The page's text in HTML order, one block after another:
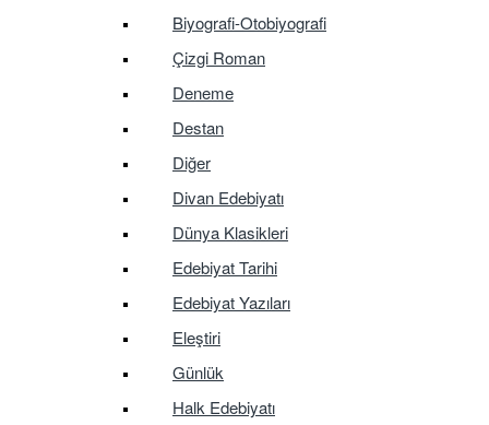
Biyografi-Otobiyografi
Çizgi Roman
Deneme
Destan
Diğer
Divan Edebiyatı
Dünya Klasikleri
Edebiyat Tarihi
Edebiyat Yazıları
Eleştiri
Günlük
Halk Edebiyatı